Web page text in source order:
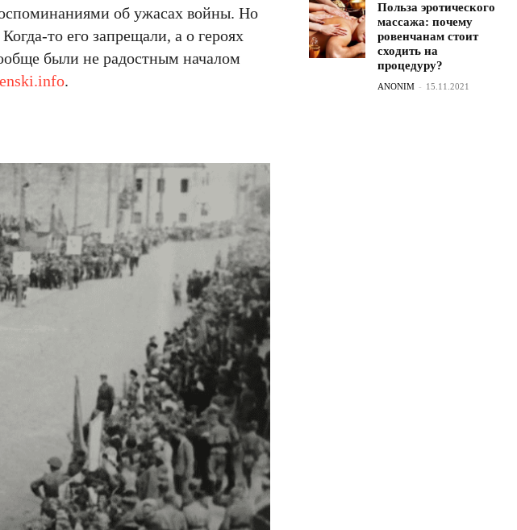
об ужасах войны. Но
то его запрещали, а о героях
были не радостным началом
.
Польза эротического
массажа: почему
ровенчанам стоит
сходить на
процедуру?
ANONIM - 15.11.2021